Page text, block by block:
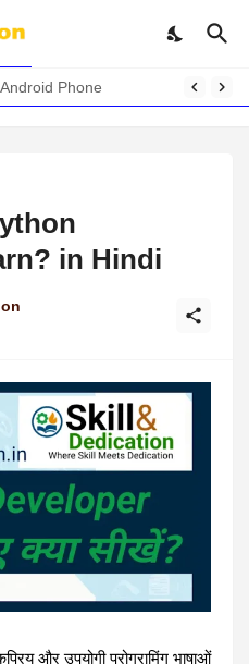
Phone
in Hindi
और उपयोगी प्रोग्रामिंग भाषाओं